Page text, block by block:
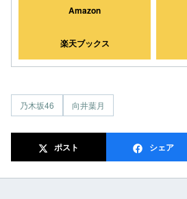
Amazon
楽天ブックス
乃木坂46 向井葉月
ポスト シェア